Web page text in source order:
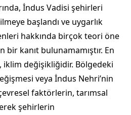
İndus Vadisi şehirleri
başlandı ve uygarlık
hakkında birçok teori öne
kanıt bulunamamıştır. En
değişikliğidir. Bölgedeki
veya İndus Nehri’nin
faktörlerin, tarımsal
şehirlerin